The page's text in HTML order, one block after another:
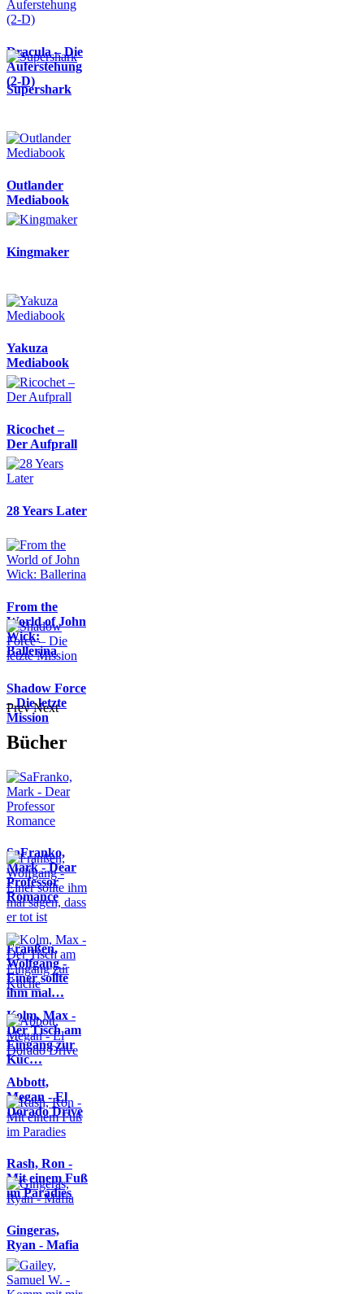
Dracula – Die
Auferstehung
(2-D)
Supershark
Outlander
Mediabook
Kingmaker
Yakuza
Mediabook
Ricochet –
Der Aufprall
28 Years Later
From the
World of John
Wick:
Ballerina
Shadow Force
– Die letzte
Mission
Prev Next
Bücher
SaFranko,
Mark - Dear
Professor
Romance
Franßen,
Wolfgang -
Einer sollte
ihm mal…
Kolm, Max -
Der Tisch am
Eingang zur
Küc…
Abbott,
Megan - El
Dorado Drive
Rash, Ron -
Mit einem Fuß
im Paradies
Gingeras,
Ryan - Mafia